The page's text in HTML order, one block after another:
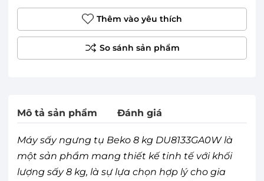
Thêm vào yêu thích
Mô tả sản phẩm Đánh giá
Máy sấy ngưng tụ Beko 8 kg DU8133GA0W là
một sản phẩm mang thiết kế tinh tế với khối
lượng sấy 8 kg, là sự lựa chọn hợp lý cho gia